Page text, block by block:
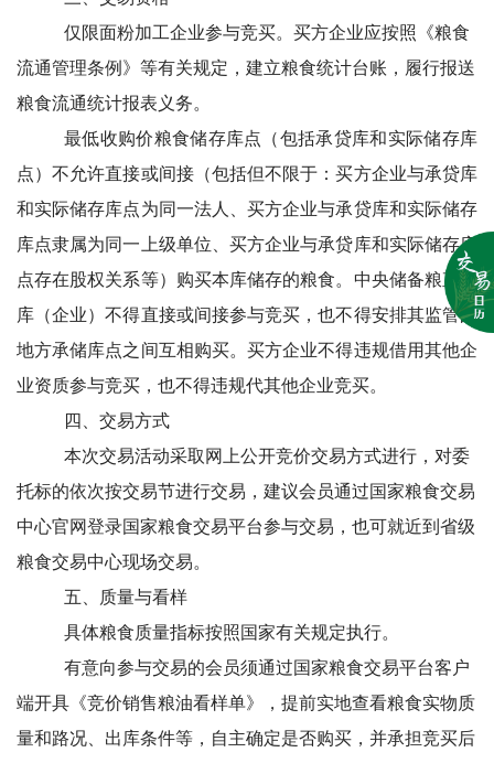
仅限面粉加工企业参与竞买。 买方企业应按照《粮食
流通管理条例》等有关规定，建立粮食统计台账，履行报送
粮食流通统计报表义务。
最低收购价粮食储存库点（包括承贷库和实际储存库
点）不允许直接或间接（包括但不限于：买方企业与承贷库
和实际储存库点为同一法人、买方企业与承贷库和实际储存
库点隶属为同一上级单位、买方企业与承贷库和实际储存库
点存在股权关系等）购买本库储存的粮食。中央储备粮直属
库（企业）不得直接或间接参与竞买，也不得安排其监管的
地方承储库点之间互相购买。买方企业不得违规借用其他企
业资质参与竞买，也不得违规代其他企业竞买。
四、交易方式
本次交易活动采取网上公开竞价交易方式进行，对委
托标的依次按交易节进行交易，建议会员通过国家粮食交易
中心官网登录国家粮食交易平台参与交易，也可就近到省级
粮食交易中心现场交易。
五、质量与看样
具体粮食质量指标按照国家有关规定执行。
有意向参与交易的会员须通过国家粮食交易平台客户
端开具《竞价销售粮油看样单》，提前实地查看粮食实物质
量和路况、出库条件等，自主确定是否购买，并承担竞买后